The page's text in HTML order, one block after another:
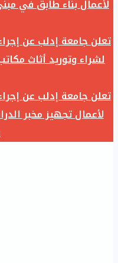
لأعمال بناء طابق في
تعلن جامعة إدلب عن
لشراء وتوريد أثاث
تعلن جامعة إدلب عن
لأعمال تجهيز مخبر
في